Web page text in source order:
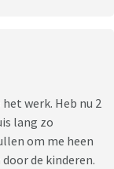
werk. Heb nu 2
lang zo
om me heen
de kinderen.